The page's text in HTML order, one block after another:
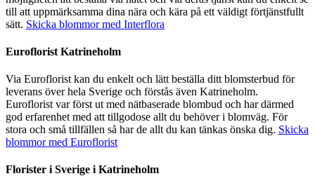
till att uppmärksamma dina nära och kära på ett väldigt förtjänstfullt
sätt. Skicka blommor med Interflora
Euroflorist Katrineholm
Via Euroflorist kan du enkelt och lätt beställa ditt blomsterbud för
leverans över hela Sverige och förstås även Katrineholm.
Euroflorist var först ut med nätbaserade blombud och har därmed
god erfarenhet med att tillgodose allt du behöver i blomväg. För
stora och små tillfällen så har de allt du kan tänkas önska dig. Skicka
blommor med Euroflorist
Florister i Sverige i Katrineholm